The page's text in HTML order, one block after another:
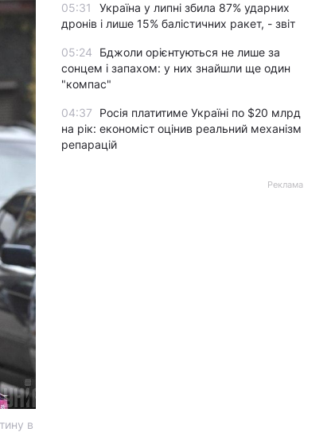
в
05:31
Україна у липні збила 87% ударних
дронів і лише 15% балістичних ракет, - звіт
05:24
Бджоли орієнтуються не лише за
сонцем і запахом: у них знайшли ще один
"компас"
04:37
Росія платитиме Україні по $20 млрд
на рік: економіст оцінив реальний механізм
репарацій
Реклама